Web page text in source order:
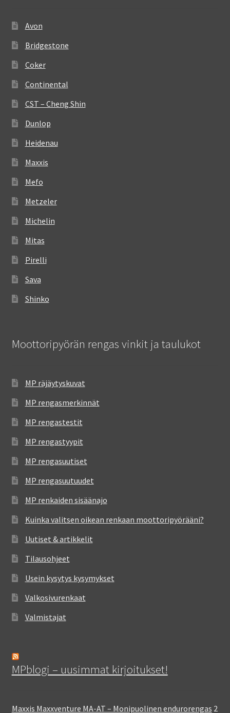
Avon
Bridgestone
Coker
Continental
CST – Cheng Shin
Dunlop
Heidenau
Maxxis
Mefo
Metzeler
Michelin
Mitas
Pirelli
Sava
Shinko
Moottoripyörän rengas vinkit ja taulukot
MP räjäytyskuvat
MP rengasmerkinnät
MP rengastestit
MP rengastyypit
MP rengasuutiset
MP rengasuutuudet
MP renkaiden sisäänajo
Kuinka valitsen oikean renkaan moottoripyörääni?
Uutiset & artikkelit
Tilausohjeet
Usein kysytys kysymykset
Valkosivurenkaat
Valmistajat
MPblogi – uusimmat kirjoitukset!
Maxxis Maxxventure MA-AT – Monipuolinen endurorengas 2